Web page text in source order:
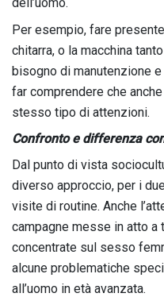
dell’uomo.
Per esempio, fare
chitarra, o la macchina
bisogno di manutenzione
far comprendere che
stesso tipo di attenzioni.
Confronto e differenza
Dal punto di vista
diverso approccio, per i
visite di routine. Anche
campagne messe in atto a
concentrate sul sesso
alcune problematiche
all’uomo in età avanzata.